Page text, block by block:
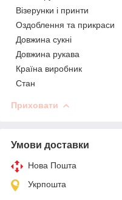
Візерунки і принти
Оздоблення та прикраси
Довжина сукні
Довжина рукава
Країна виробник
Стан
Приховати
Умови доставки
Нова Пошта
Укрпошта